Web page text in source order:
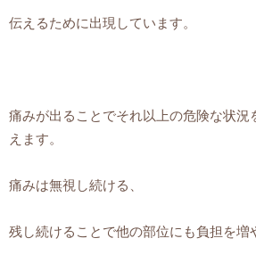
伝えるために出現しています。
痛みが出ることでそれ以上の危険な状況
えます。
痛みは無視し続ける、
残し続けることで他の部位にも負担を増